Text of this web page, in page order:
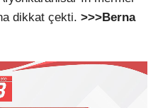
dikkat çekti. >>>Berna